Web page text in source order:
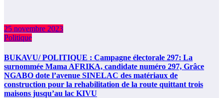
25 novembre 2023
Politique
BUKAVU/ POLITIQUE : Campagne électorale 297: La
surnommée Mama AFRIKA, candidate numéro 297, Grâce
NGABO dote l’avenue SINELAC des matériaux de
construction pour la rehabilitation de la route quittant trois
maisons jusqu’au lac KIVU